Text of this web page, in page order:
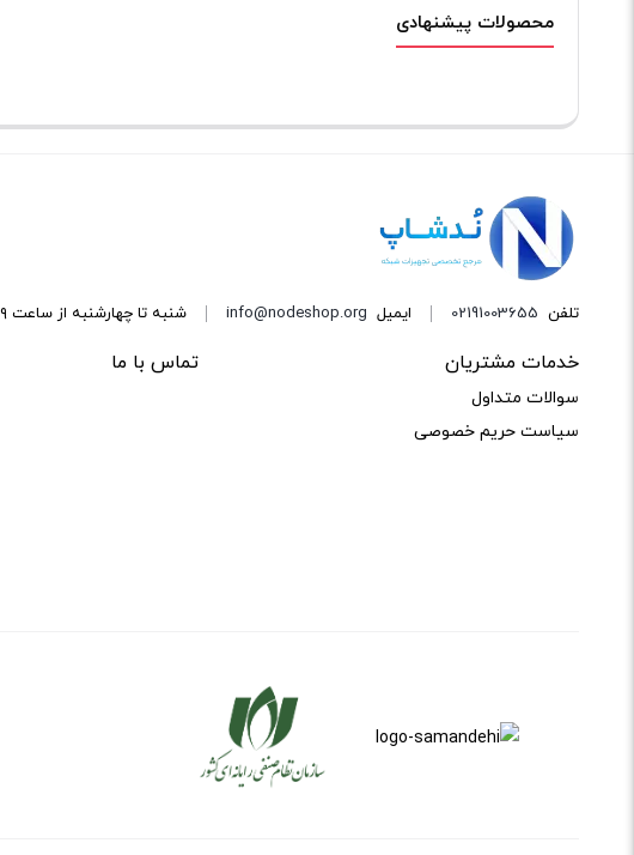
محصولات پیشنهادی
تلفن 02191003655 ایمیل info@nodeshop.org شنبه تا چهارشنبه از ساعت ۹ الی ۱۷ پنجشنبه از ساعت ۹ الی ۱۳
خدمات مشتریان
سوالات متداول
سیاست حریم خصوصی
تماس با ما